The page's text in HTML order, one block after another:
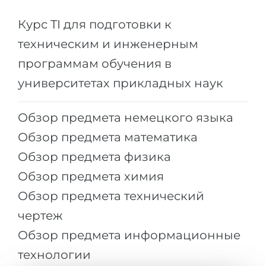
ПРОФЕССИИ
Профессии
Специальности
Примеры вакансий
КАРЬЕРНОЕ ОРИЕНТИРОВАНИЕ
Тест Голланда
Тест Карта Интересов
Тест RIASEC
Успех
100%
ПОСТУПАЕМ НА...
Медицина
Инженерия
Физика
ПОСТУПАЕМ ИЗ...
Россия
Украина
Казахстан
Азербайджан
Армения
Курс TI для подготовки к
техническим и инженерным
программам обучения в
университетах прикладных наук
Обзор предмета немецкого языка
Обзор предмета математика
Обзор предмета физика
Обзор предмета химия
Обзор предмета технический
чертеж
Обзор предмета информационные
технологии